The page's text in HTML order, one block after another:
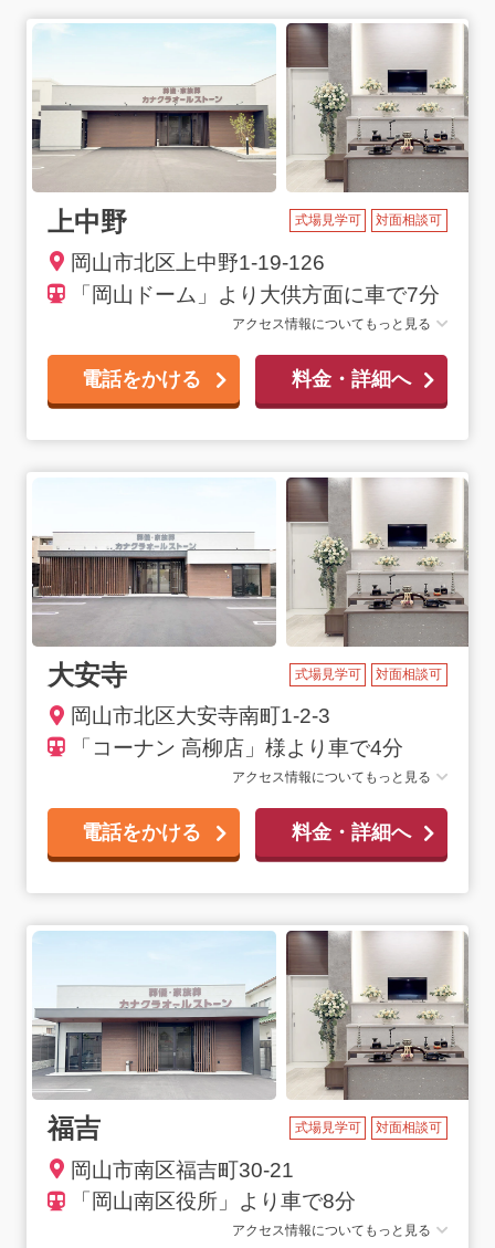
上中野 式場見学可 対面相談可
岡山市北区上中野1-19-126
「岡山ドーム」より大供方面に車で7分
アクセス情報についてもっと見る
電話をかける 料金・詳細へ
大安寺 式場見学可 対面相談可
岡山市北区大安寺南町1-2-3
「コーナン 高柳店」様より車で4分
アクセス情報についてもっと見る
電話をかける 料金・詳細へ
福吉 式場見学可 対面相談可
岡山市南区福吉町30-21
「岡山南区役所」より車で8分
アクセス情報についてもっと見る